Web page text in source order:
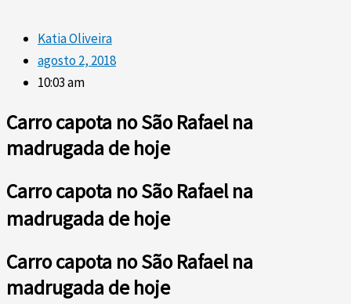
Katia Oliveira
agosto 2, 2018
10:03 am
Carro capota no São Rafael na
madrugada de hoje
Carro capota no São Rafael na
madrugada de hoje
Carro capota no São Rafael na
madrugada de hoje